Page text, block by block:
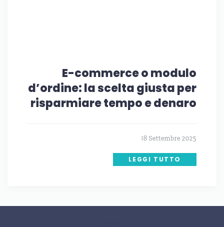
E-commerce o modulo
d’ordine: la scelta giusta per
risparmiare tempo e denaro
18 Settembre 2025
LEGGI TUTTO